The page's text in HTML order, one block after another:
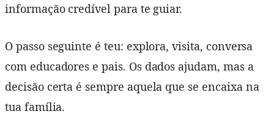
informação credível para te guiar.
O passo seguinte é teu: explora, visita, conversa
com educadores e pais. Os dados ajudam, mas a
decisão certa é sempre aquela que se encaixa na
tua família.